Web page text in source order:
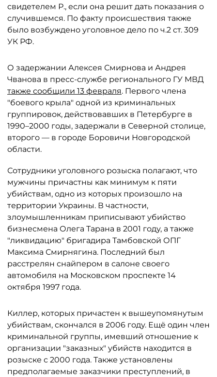
свидетелем Р., если она решит дать показания о
случившемся. По факту происшествия также
было возбуждено уголовное дело по ч.2 ст. 309
УК РФ.
О задержании Алексея Смирнова и Андрея
Чванова в пресс-службе регионального ГУ МВД
также сообщили 13 февраля. Первого члена
"боевого крыла" одной из криминальных
группировок, действовавших в Петербурге в
1990–2000 годы, задержали в Северной столице,
второго — в городе Боровичи Новгородской
области.
Сотрудники уголовного розыска полагают, что
мужчины причастны как минимум к пяти
убийствам, одно из которых произошло на
территории Украины. В частности,
злоумышленникам приписывают убийство
бизнесмена Олега Тарана в 2001 году, а также
"ликвидацию" бригадира Тамбовской ОПГ
Максима Смирнягина. Последний был
расстрелян снайпером в салоне своего
автомобиля на Московском проспекте 14
октября 1997 года.
Киллер, которых причастен к вышеупомянутым
убийствам, скончался в 2006 году. Ещё один член
криминальной группы, имевший отношение к
организации "заказных" убийств находится в
розыске с 2000 года. Также установлены
предполагаемые заказчики преступлений, в